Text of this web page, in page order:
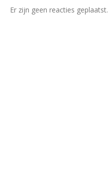
Er zijn geen reacties geplaatst.